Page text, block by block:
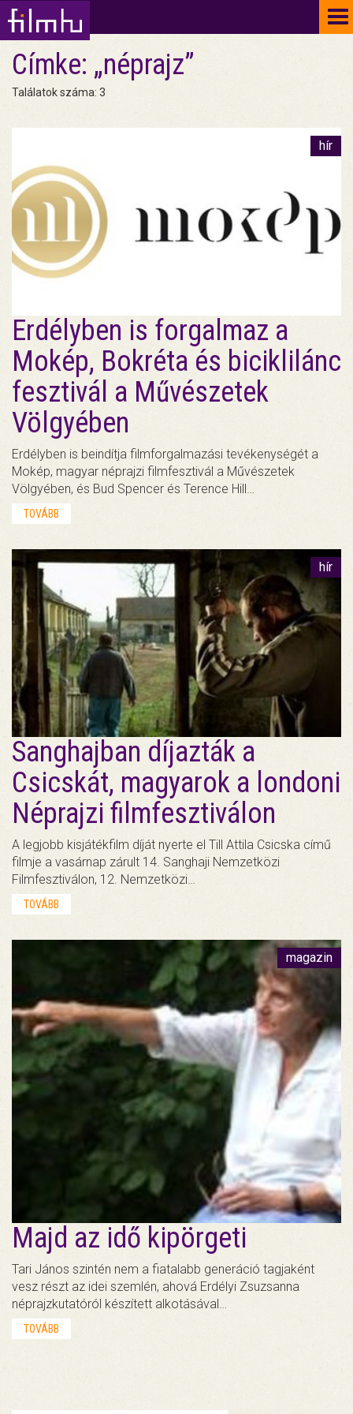
Címke: „néprajz”
Találatok száma: 3
hír
Erdélyben is forgalmaz a
Mokép, Bokréta és biciklilánc
fesztivál a Művészetek
Völgyében
Erdélyben is beindítja filmforgalmazási tevékenységét a
Mokép, magyar néprajzi filmfesztivál a Művészetek
Völgyében, és Bud Spencer és Terence Hill…
TOVÁBB
hír
Sanghajban díjazták a
Csicskát, magyarok a londoni
Néprajzi filmfesztiválon
A legjobb kisjátékfilm díját nyerte el Till Attila Csicska című
filmje a vasárnap zárult 14. Sanghaji Nemzetközi
Filmfesztiválon, 12. Nemzetközi…
TOVÁBB
magazin
Majd az idő kipörgeti
Tari János szintén nem a fiatalabb generáció tagjaként
vesz részt az idei szemlén, ahová Erdélyi Zsuzsanna
néprajzkutatóról készített alkotásával…
TOVÁBB